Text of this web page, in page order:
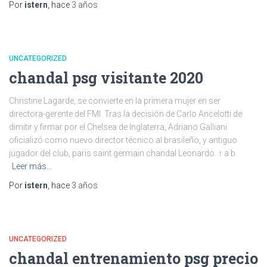
Por istern , hace 3 años
UNCATEGORIZED
chandal psg visitante 2020
Christine Lagarde, se convierte en la primera mujer en ser
directora-gerente del FMI. Tras la decisión de Carlo Ancelotti de
dimitir y firmar por el Chelsea de Inglaterra, Adriano Galliani
oficializó como nuevo director técnico al brasileño, y antiguo
jugador del club, paris saint germain chandal Leonardo. ↑ a b
Leer más…
Por istern , hace 3 años
UNCATEGORIZED
chandal entrenamiento psg precio